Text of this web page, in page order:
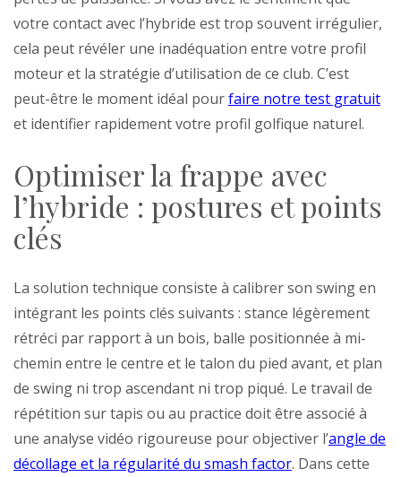
votre contact avec l’hybride est trop souvent irrégulier,
cela peut révéler une inadéquation entre votre profil
moteur et la stratégie d’utilisation de ce club. C’est
peut-être le moment idéal pourfaire notre test gratuit
et identifier rapidement votre profil golfique naturel.
Optimiser la frappe avec
l’hybride : postures et points
clés
La solution technique consiste à calibrer son swing en
intégrant les points clés suivants : stance légèrement
rétréci par rapport à un bois, balle positionnée à mi-
chemin entre le centre et le talon du pied avant, et plan
de swing ni trop ascendant ni trop piqué. Le travail de
répétition sur tapis ou au practice doit être associé à
une analyse vidéo rigoureuse pour objectiver l’angle de
décollage et la régularité du smash factor. Dans cette